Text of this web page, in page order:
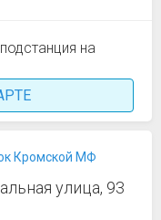
Кромской МФ
улица, 93